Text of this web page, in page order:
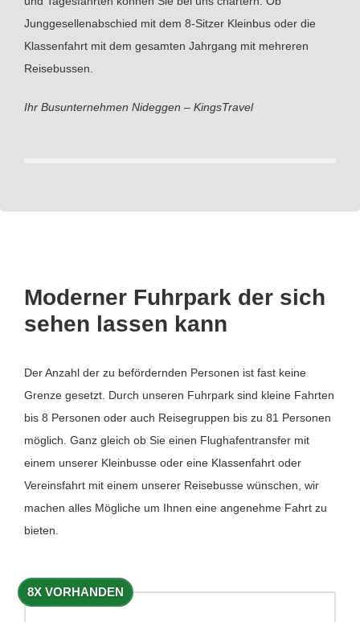
Junggesellenabschied mit dem 8-Sitzer Kleinbus oder die
Klassenfahrt mit dem gesamten Jahrgang mit mehreren
Reisebussen.
Ihr Busunternehmen Nideggen – KingsTravel
Moderner Fuhrpark der sich
sehen lassen kann
Der Anzahl der zu befördernden Personen ist fast keine
Grenze gesetzt. Durch unseren Fuhrpark sind kleine Fahrten
bis 8 Personen oder auch Reisegruppen bis zu 81 Personen
möglich. Ganz gleich ob Sie einen Flughafentransfer mit
einem unserer Kleinbusse oder eine Klassenfahrt oder
Vereinsfahrt mit einem unserer Reisebusse wünschen, wir
machen alles Mögliche um Ihnen eine angenehme Fahrt zu
bieten.
8X VORHANDEN